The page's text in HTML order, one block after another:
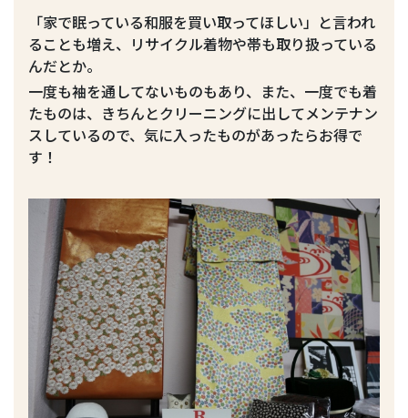
「家で眠っている和服を買い取ってほしい」と言われ
ることも増え、リサイクル着物や帯も取り扱っている
んだとか。
一度も袖を通してないものもあり、また、一度でも着
たものは、きちんとクリーニングに出してメンテナン
スしているので、気に入ったものがあったらお得で
す！